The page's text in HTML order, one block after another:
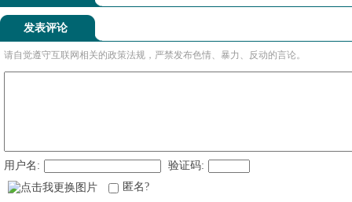
发表评论
请自觉遵守互联网相关的政策法规，严禁发布色情、暴力、反动的言论。
用户名:
验证码:
匿名?